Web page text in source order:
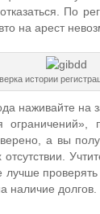
По
на арест
истории
наживайте на
ограничений»,
а вы
проверять
наличие долгов.